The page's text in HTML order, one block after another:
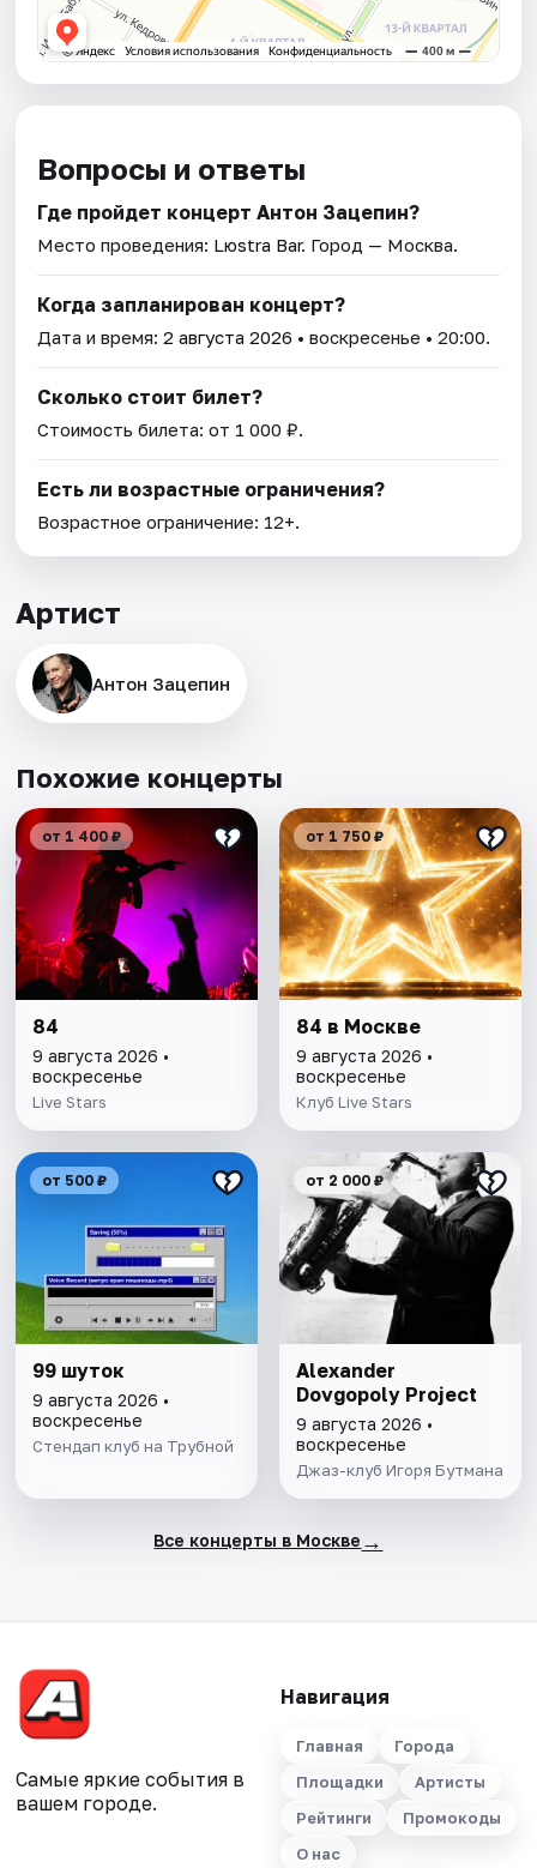
Вопросы и ответы
Где пройдет концерт Антон Зацепин?
Место проведения: Lюstra Bar. Город — Москва.
Когда запланирован концерт?
Дата и время:2 августа 2026 • воскресенье • 20:00.
Сколько стоит билет?
Стоимость билета: от 1 000 ₽.
Есть ли возрастные ограничения?
Возрастное ограничение: 12+.
Артист
Антон Зацепин
Похожие концерты
от 1 400 ₽
84
9 августа 2026 •
воскресенье
Live Stars
от 1 750 ₽
84 в Москве
9 августа 2026 •
воскресенье
Клуб Live Stars
от 500 ₽
99 шуток
9 августа 2026 •
воскресенье
Стендап клуб на Трубной
от 2 000 ₽
Alexander
Dovgopoly Project
9 августа 2026 •
воскресенье
Джаз-клуб Игоря Бутмана
Все концерты в Москве →
Самые яркие события в
вашем городе.
Навигация
Главная
Города
Площадки
Артисты
Рейтинги
Промокоды
О нас